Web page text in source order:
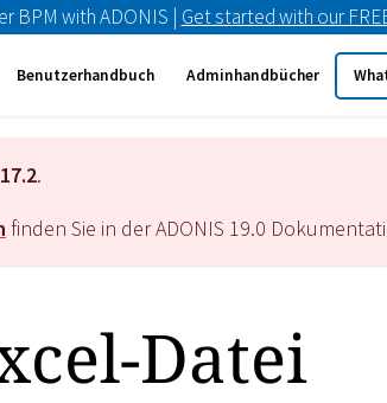
BPM with ADONIS | Get started with our
Benutzerhandbuch Adminhandbücher
17.2.
finden Sie in der ADONIS 19.0
Datei